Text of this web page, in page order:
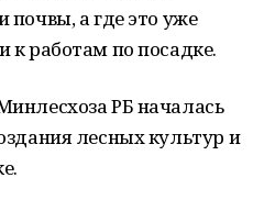
почвы, а где это уже
к работам по посадке.
РБ началась
лесных культур и